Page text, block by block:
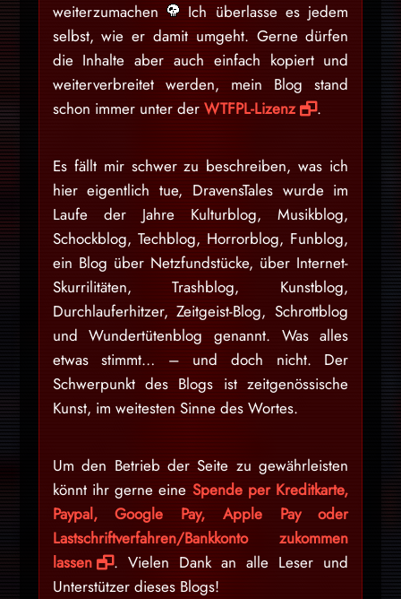
weiterzumachen
Ich überlasse es jedem
selbst, wie er damit umgeht. Gerne dürfen
die Inhalte aber auch einfach kopiert und
weiterverbreitet werden, mein Blog stand
schon immer unter der WTFPL-Lizenz .
Es fällt mir schwer zu beschreiben, was ich
hier eigentlich tue, DravensTales wurde im
Laufe der Jahre Kulturblog, Musikblog,
Schockblog, Techblog, Horrorblog, Funblog,
ein Blog über Netzfundstücke, über Internet-
Skurrilitäten, Trashblog, Kunstblog,
Durchlauferhitzer, Zeitgeist-Blog, Schrottblog
und Wundertütenblog genannt. Was alles
etwas stimmt… – und doch nicht. Der
Schwerpunkt des Blogs ist zeitgenössische
Kunst, im weitesten Sinne des Wortes.
Um den Betrieb der Seite zu gewährleisten
könnt ihr gerne eine Spende per Kreditkarte,
Paypal, Google Pay, Apple Pay oder
Lastschriftverfahren/Bankkonto zukommen
lassen
. Vielen Dank an alle Leser und
Unterstützer dieses Blogs!